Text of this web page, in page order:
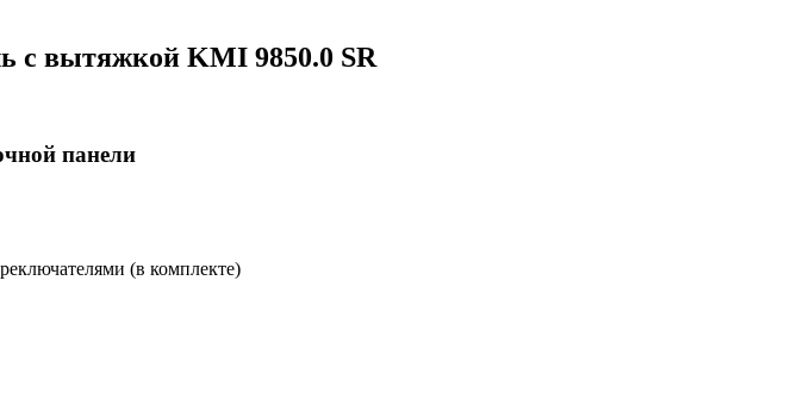
с вытяжкой KMI 9850.0 SR
панели
(в комплекте)